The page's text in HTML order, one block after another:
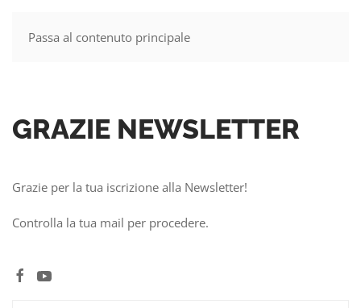
Passa al contenuto principale
MENU
GRAZIE NEWSLETTER
Grazie per la tua iscrizione alla Newsletter!
Controlla la tua mail per procedere.